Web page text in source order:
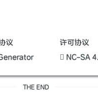
议
许可协议
NC-SA
THE END